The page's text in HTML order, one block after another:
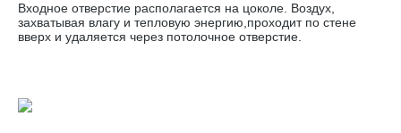
Входное отверстие располагается на цоколе. Воздух,
захватывая влагу и тепловую энергию,проходит по стене
вверх и удаляется через потолочное отверстие.